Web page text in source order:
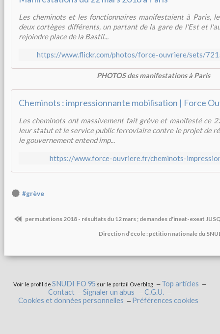
Les cheminots et les fonctionnaires manifestaient à Paris,
deux cortèges différents, un partant de la gare de l'Est et
rejoindre place de la Bastil...
https://www.flickr.com/photos/force-ouvriere/sets/
PHOTOS des manifestations à Paris
Cheminots : impressionnante mobilisation | Force
Les cheminots ont massivement fait grève et manifesté ce
leur statut et le service public ferroviaire contre le projet de
le gouvernement entend imp...
https://www.force-ouvriere.fr/cheminots-
#grève
permutations 2018 - résultats du 12 mars ; demandes d'ineat-exeat
Direction d’école : pétition nationale du
Voir le profil deSNUDI FO 95 sur le portail Overblog
Top articles
Contact
Signaler un abus
C.G.U.
Cookies et données personnelles
Préférences cookies